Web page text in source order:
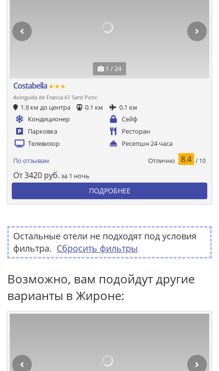
1 / 24
Costabella ★★★
Avinguda de Franca 61 Sant Ponc
1.9 км до центра 0.1 км
0.1 км
Кондиционер
Сейф
Парковка
Ресторан
Телевизор
Ресепшн 24 часа
По отзывам Отлично 8.4 / 10
От3420 руб. за 1 ночь
ПОДРОБНЕЕ
Остальные отели не подходят под условия
фильтра. Сбросить фильтры
Возможно, вам подойдут другие
варианты в Жироне: